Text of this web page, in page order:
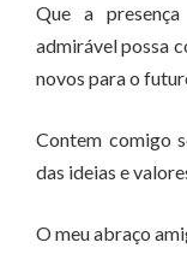
Que a
admirável possa
novos para o
Contem comigo
das ideias e
O meu abraço